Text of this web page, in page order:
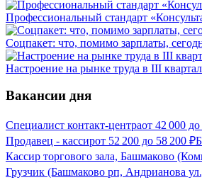
Профессиональный стандарт
Соцпакет: что, помимо зарплаты,
Настроение на рынке труда в III
Вакансии дня
Специалист контакт-центраот 42 000 до
Продавец - кассирот 52 200 до 58 200 ₽
Кассир торгового зала, Башмаково
Грузчик (Башмаково рп, Андрианова